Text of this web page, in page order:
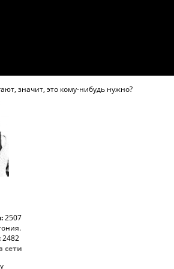
значит, это кому-нибудь нужно?
2507
2482
сети